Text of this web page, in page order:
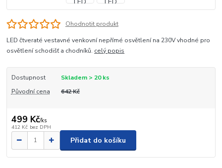
Ohodnotit produkt
LED čtveraté vestavné venkovní nepřímé osvětlení na 230V vhodné pro
osvětlení schodišť a chodníků. celý popis
Dostupnost
Skladem > 20 ks
Původní cena
642 Kč
499 Kč/ks
412 Kč bez DPH
Přidat do košíku